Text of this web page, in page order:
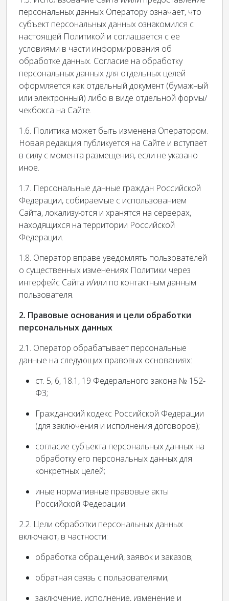
персональных данных Оператору означает, что
субъект персональных данных ознакомился с
настоящей Политикой и соглашается с ее
условиями в части информирования об
обработке данных. Согласие на обработку
персональных данных для отдельных целей
оформляется как отдельный документ (бумажный
или электронный) либо в виде отдельной формы/
чекбокса на Сайте.
1.6. Политика может быть изменена Оператором.
Новая редакция публикуется на Сайте и вступает
в силу с момента размещения, если не указано
иное.
1.7. Персональные данные граждан Российской
Федерации, собираемые с использованием
Сайта, локализуются и хранятся на серверах,
находящихся на территории Российской
Федерации.
1.8. Оператор вправе уведомлять пользователей
о существенных изменениях Политики через
интерфейс Сайта и/или по контактным данным
пользователя.
2. Правовые основания и цели обработки
персональных данных
2.1. Оператор обрабатывает персональные
данные на следующих правовых основаниях:
ст. 5, 6, 18.1, 19 Федерального закона № 152-
ФЗ;
Гражданский кодекс Российской Федерации
(для заключения и исполнения договоров);
согласие субъекта персональных данных на
обработку его персональных данных для
конкретных целей;
иные нормативные правовые акты
Российской Федерации.
2.2. Цели обработки персональных данных
включают, в частности:
обработка обращений, заявок и заказов;
обратная связь с пользователями;
заключение, исполнение, изменение и